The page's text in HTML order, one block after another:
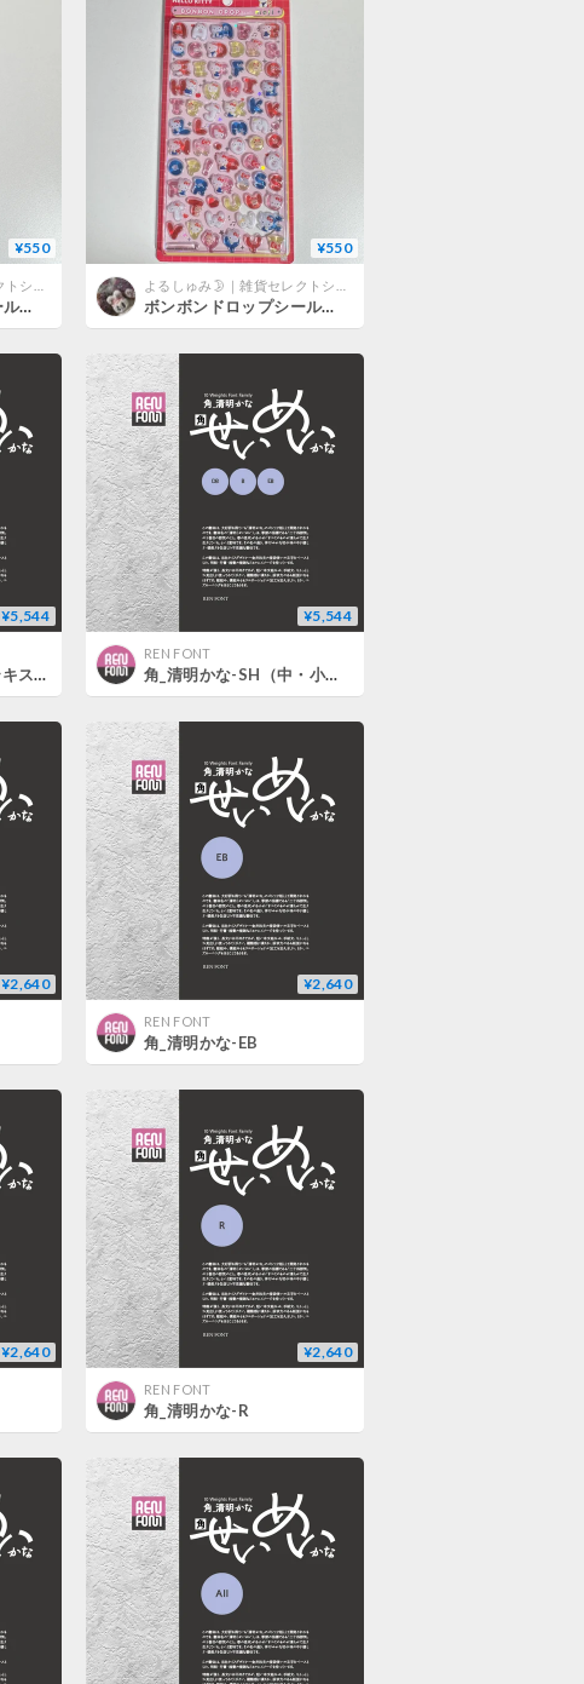
¥550
ボンボンドロップシール 文字 （ハローキティ/クール)
¥550
ボンボンドロップシール 文字 （ハローキティ/スタンダード)
¥5,544
角_清明かな-TXT（テキスト用）L/R/M
¥5,544
REN FONT
角_清明かな-SH（中・小見出し用）DB/B/EB
¥2,640 ¥2,640
REN FONT
角_清明かな-EB
¥2,640 ¥2,640
REN FONT
角_清明かな-R